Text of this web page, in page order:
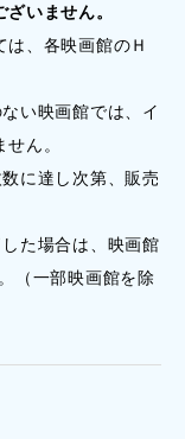
いません。
、各映画館のＨ
い映画館では、イ
ん。
に達し次第、販売
た場合は、映画館
（一部映画館を除